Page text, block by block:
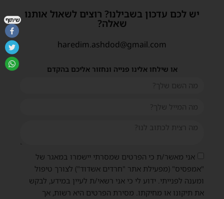
יש לכם עדכון בשבילנו? רוצים לשאול אותנו
שאלה?
haredim.ashdod@gmail.com
או שילחו אלינו פנייה ונחזור אליכם בהקדם
אני מאשר/ת כי הפרטים שמסרתי יישמרו במאגר של
"אמפסיס" (מפעילת אתר "חרדים אשדוד") לצורך טיפול
ומענה לפנייתי. ידוע לי כי אני רשאי/ת לעיין במידע, לבקש
את תיקונו או מחיקתו. מסירת הפרטים היא רשות, אך
שיתוף